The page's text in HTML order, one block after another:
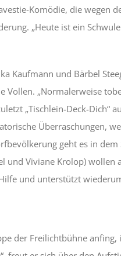
Komödie, die wegen
„Heute ist ein
Kaufmann und Bärbel
Vollen. „Normalerweise
„Tischlein-Deck-Dich“
Überraschungen,
geht es in
und Viviane Krolop)
und unterstützt
der Freilichtbühne anfing,